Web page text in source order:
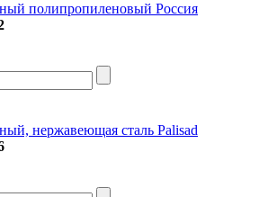
полипропиленовый Россия
нержавеющая сталь Palisad